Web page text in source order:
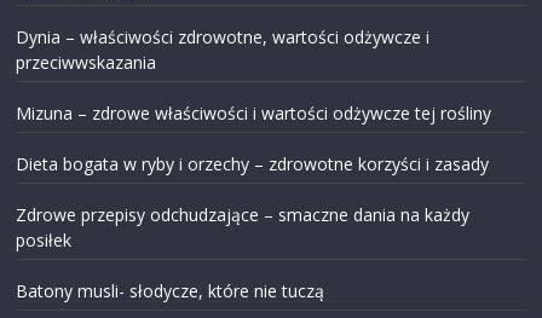
Dynia – właściwości zdrowotne, wartości odżywcze i
przeciwwskazania
Mizuna – zdrowe właściwości i wartości odżywcze tej rośliny
Dieta bogata w ryby i orzechy – zdrowotne korzyści i zasady
Zdrowe przepisy odchudzające – smaczne dania na każdy
posiłek
Batony musli- słodycze, które nie tuczą